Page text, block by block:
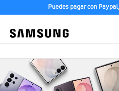
Puedes pagar con